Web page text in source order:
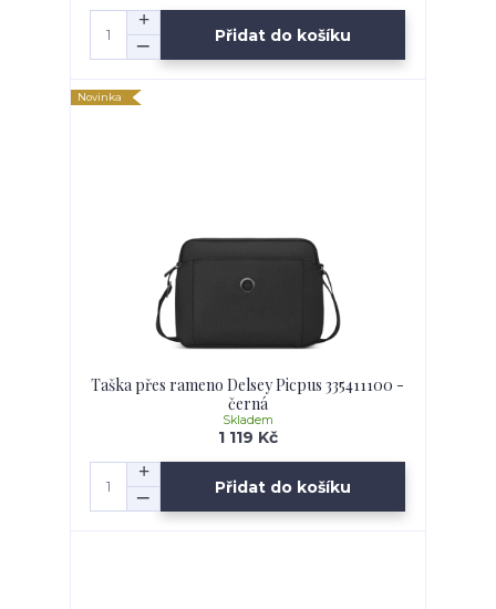
Přidat do košíku
Novinka
Taška přes rameno Delsey Picpus 335411100 -
černá
1 119 Kč
Skladem
Přidat do košíku